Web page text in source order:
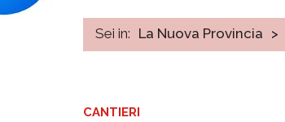
Sei in: La Nuova Provincia >
CANTIERI